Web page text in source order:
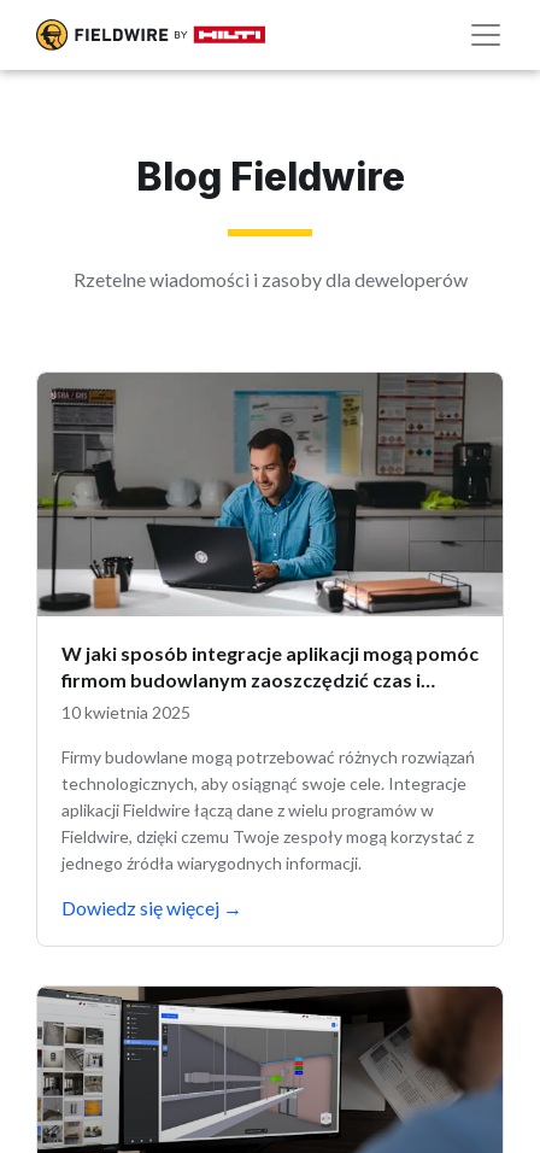
Blog Fieldwire
Rzetelne wiadomości i zasoby dla deweloperów
W jaki sposób integracje aplikacji mogą pomóc
firmom budowlanym zaoszczędzić czas i
zacieśnić współpracę
10 kwietnia 2025
Firmy budowlane mogą potrzebować różnych rozwiązań
technologicznych, aby osiągnąć swoje cele. Integracje
aplikacji Fieldwire łączą dane z wielu programów w
Fieldwire, dzięki czemu Twoje zespoły mogą korzystać z
jednego źródła wiarygodnych informacji.
Dowiedz się więcej →